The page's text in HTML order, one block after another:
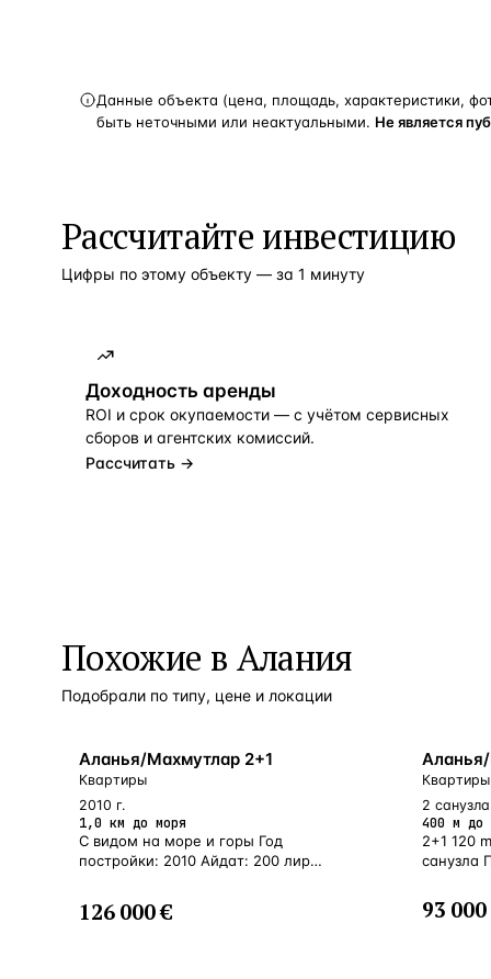
Данные объекта (цена, площадь, характеристики,
быть неточными или неактуальными. Не является
Рассчитайте инвестицию
Цифры по этому объекту — за 1 минуту
Доходность аренды
ROI и срок окупаемости — с учётом сервисных
сборов и агентских комиссий.
Рассчитать →
Похожие в Алания
Подобрали по типу, цене и локации
БЛИЗКО К МОРЮ
Аланья/Махмутлар 2+1
Квартиры
2010 г.
1,0 км до моря
С видом на море и горы Год
постройки: 2010 Айдат: 200 лир
126 000 €
У МОРЯ
Квартиры
2
400 м до
2+1 120
санузла
93